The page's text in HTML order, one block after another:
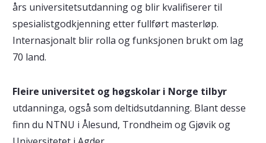
års universitetsutdanning og blir kvalifiserer til
spesialistgodkjenning etter fullført masterløp.
Internasjonalt blir rolla og funksjonen brukt om lag
70 land.
Fleire universitet og høgskolar i Norge tilbyr
utdanninga, også som deltidsutdanning. Blant desse
finn du NTNU i Ålesund, Trondheim og Gjøvik og